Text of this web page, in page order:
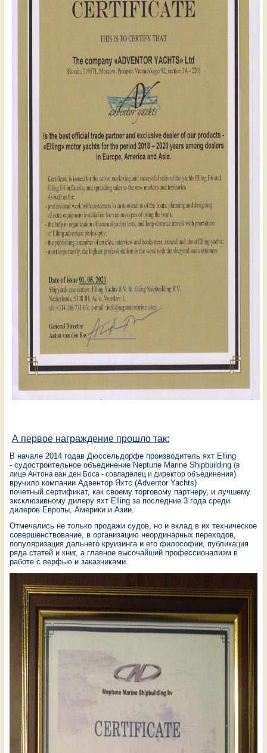
А первое награждение прошло так:
В начале 2014 годав Дюссельдорфе производитель яхт Elling
- судостроительное объединение Neptune Marine Shipbuilding (в
лице Антона ван ден Боса - совладелец и директор объединения)
вручило компании Адвентор Яхтс (Adventor Yachts)
почетный сертификат, как своему торговому партнеру, и лучшему
эксклюзивному дилеру яхт Elling за последние 3 года среди
дилеров Европы, Америки и Азии.
Отмечались не только продажи судов, но и вклад в их техническое
совершенствование, в организацию неординарных переходов,
популяризация дальнего круизинга и его философии, публикация
ряда статей и книг, а главное высочайший профессионализм в
работе с верфью и заказчиками.